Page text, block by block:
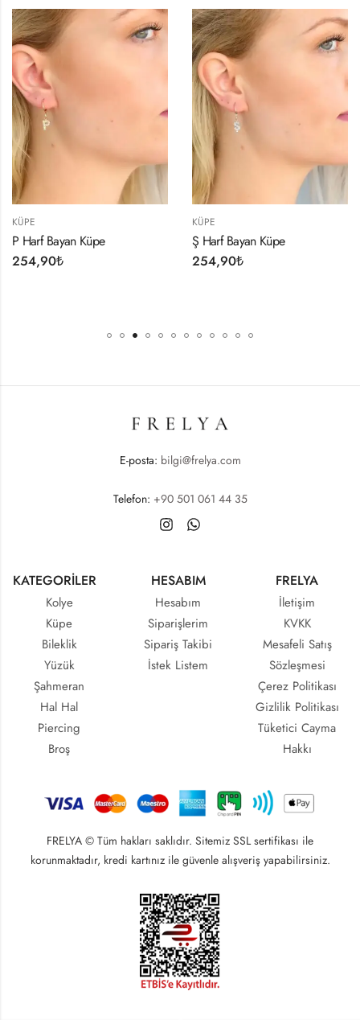
Ş Harf Bayan Küpe
E-posta: bilgi@frelya.com
Telefon: +90 501 061 44 35
KATEGORİLER
Kolye
Küpe
Bileklik
Yüzük
Şahmeran
Hal Hal
Piercing
Broş
HESABIM
Hesabım
Siparişlerim
Sipariş Takibi
İstek Listem
FRELYA
İletişim
KVKK
Mesafeli Satış
Sözleşmesi
Çerez Politikası
Gizlilik Politikası
Tüketici Cayma
Hakkı
FRELYA © Tüm hakları saklıdır. Sitemiz SSL sertifikası ile
korunmaktadır, kredi kartınız ile güvenle alışveriş yapabilirsiniz.